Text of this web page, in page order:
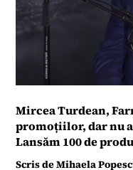
Mircea Turdean,
promoțiilor, dar nu
Lansăm 100 de
Scris deMihaela